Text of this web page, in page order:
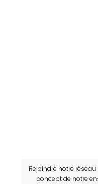
Rejoindre notre réseau
concept de notre